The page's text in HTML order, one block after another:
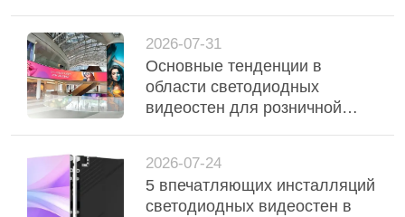
2026-07-31
Основные тенденции в
области светодиодных
видеостен для розничной
2026-07-24
5 впечатляющих инсталляций
светодиодных видеостен в